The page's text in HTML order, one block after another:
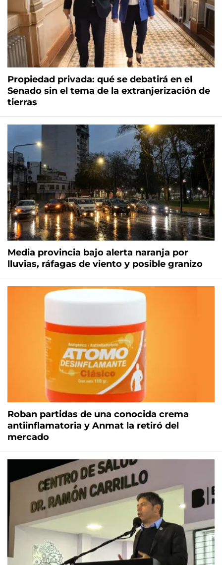
Propiedad privada: qué se debatirá en el
Senado sin el tema de la extranjerización de
tierras
Media provincia bajo alerta naranja por
lluvias, ráfagas de viento y posible granizo
Roban partidas de una conocida crema
antiinflamatoria y Anmat la retiró del
mercado